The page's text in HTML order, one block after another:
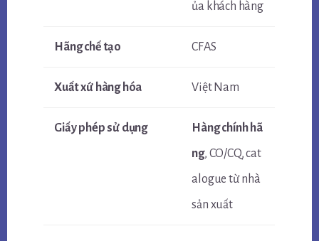
ủa khách hàng
Hãng chế tạo CFAS
Xuất xứ hàng hóa Việt Nam
Giấy phép sử dụng
Hàng chính hã
ng, CO/CQ, cat
alogue từ nhà
sản xuất